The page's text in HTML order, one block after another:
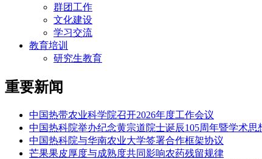
群团工作
文化建设
学习交流
教育培训
研究生教育
重要新闻
中国热带农业科学院召开2026年度工作会议
中国热科院举办纪念黄宗道院士诞辰105周年暨学术思
中国热科院与华南农业大学签署合作框架协议
芒果果皮厚度与成熟度共同影响农药残留规律